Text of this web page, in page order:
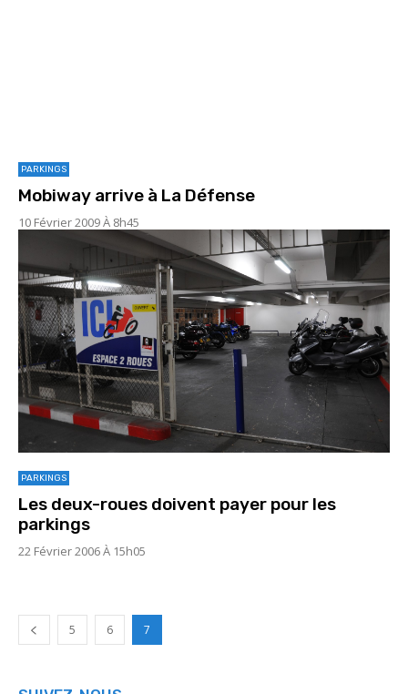
PARKINGS
Mobiway arrive à La Défense
10 Février 2009 À 8h45
PARKINGS
Les deux-roues doivent payer pour les
parkings
22 Février 2006 À 15h05
5 6 7